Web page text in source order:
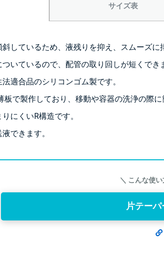
サイズ表
しているため、液残りを抑え、スムーズに
いているので、配管の取り回しが短くでき
適合品のシリコンゴム製です。
板で製作しており、移動や容器の洗浄の際に
にくいR構造です。
できます。
＼ こんな使
片テー